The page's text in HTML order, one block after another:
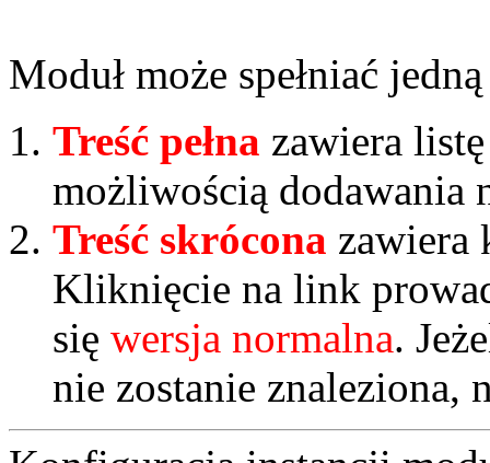
Moduł może spełniać
Treść pełna zawiera
możliwością dodawania
Treść skrócona zawiera
Kliknięcie na link
się wersja normalna.
nie zostanie znaleziona,